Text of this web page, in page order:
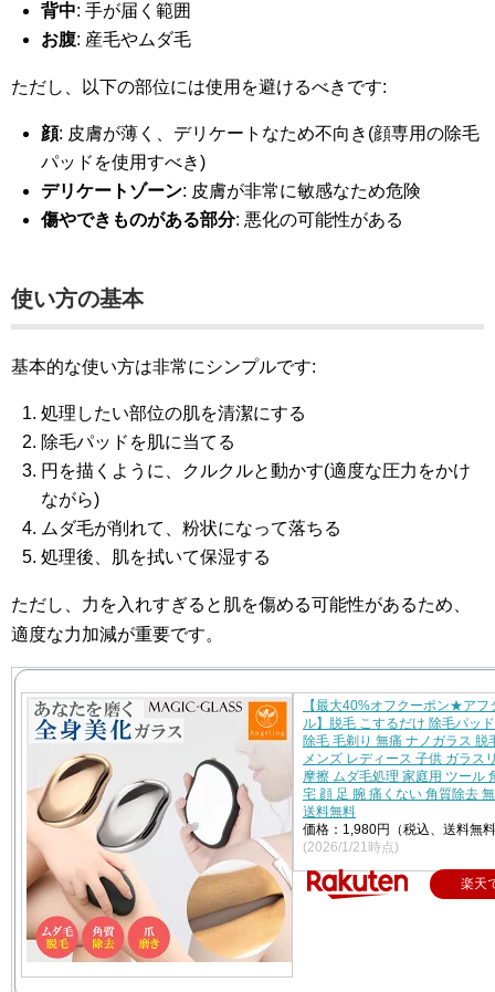
背中: 手が届く範囲
お腹: 産毛やムダ毛
ただし、以下の部位には使用を避けるべきです:
顔: 皮膚が薄く、デリケートなため不向き(顔専用の除毛
パッドを使用すべき)
デリケートゾーン: 皮膚が非常に敏感なため危険
傷やできものがある部分: 悪化の可能性がある
使い方の基本
基本的な使い方は非常にシンプルです:
処理したい部位の肌を清潔にする
除毛パッドを肌に当てる
円を描くように、クルクルと動かす(適度な圧力をかけ
ながら)
ムダ毛が削れて、粉状になって落ちる
処理後、肌を拭いて保湿する
ただし、力を入れすぎると肌を傷める可能性があるため、
適度な力加減が重要です。
【最大40%オフクーポン★アフ
ル】脱毛 こするだけ 除毛パッ
除毛 毛剃り 無痛 ナノガラス 脱
メンズ レディース 子供 ガラス
摩擦 ムダ毛処理 家庭用 ツール
宅 顔 足 腕 痛くない 角質除去
送料無料
価格：1,980円（税込、送料無
(2026/1/21時点)
楽天